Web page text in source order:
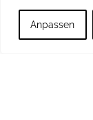
Anpassen